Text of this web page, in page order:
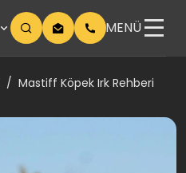
MENÜ
Mastiff Köpek Irk Rehberi